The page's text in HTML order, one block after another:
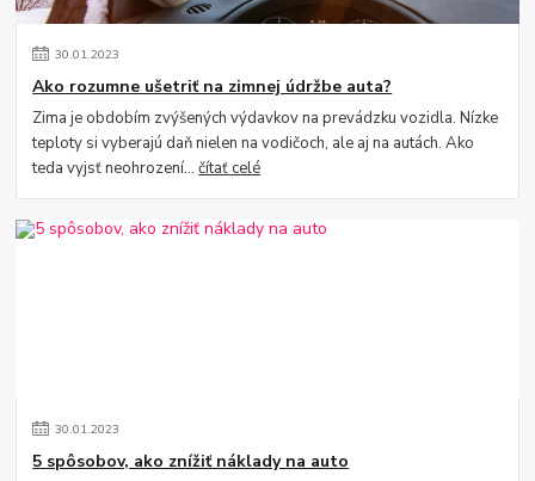
30.01.2023
Ako rozumne ušetriť na zimnej údržbe auta?
Zima je obdobím zvýšených výdavkov na prevádzku vozidla. Nízke
teploty si vyberajú daň nielen na vodičoch, ale aj na autách. Ako
teda vyjsť neohrození...čítať celé
30.01.2023
5 spôsobov, ako znížiť náklady na auto